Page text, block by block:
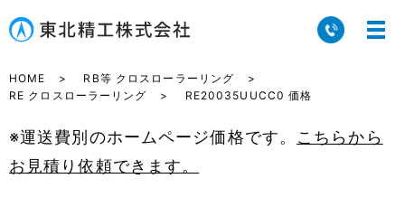
HOME
RB等 クロスローラーリング
RE クロスローラーリング
RE20035UUCC0 価格
※運送費別のホームページ価格です。 こちらから
お見積り依頼できます。